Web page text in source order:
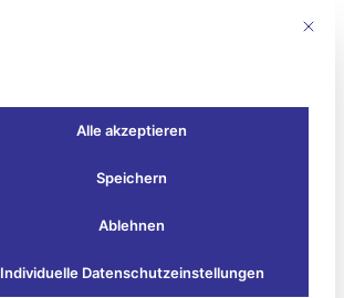
Mit
Alle akzeptieren
Speichern
Ablehnen
Individuelle Datenschutzeinstellungen